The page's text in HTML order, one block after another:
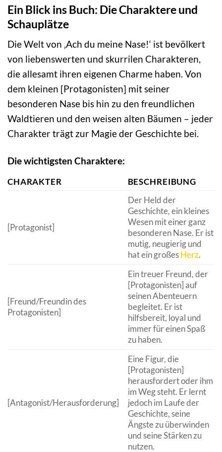
Ein Blick ins Buch: Die Charaktere und
Schauplätze
Die Welt von ‚Ach du meine Nase!‘ ist bevölkert
von liebenswerten und skurrilen Charakteren,
die allesamt ihren eigenen Charme haben. Von
dem kleinen [Protagonisten] mit seiner
besonderen Nase bis hin zu den freundlichen
Waldtieren und den weisen alten Bäumen – jeder
Charakter trägt zur Magie der Geschichte bei.
Die wichtigsten Charaktere:
CHARAKTER BESCHREIBUNG
[Protagonist]
Der Held der
Geschichte, ein kleines
Wesen mit einer ganz
besonderen Nase. Er ist
mutig, neugierig und
hat ein großesHerz.
[Freund/Freundin des
Protagonisten]
Ein treuer Freund, der
[Protagonisten] auf
seinen Abenteuern
begleitet. Er ist
hilfsbereit, loyal und
immer für einen Spaß
zu haben.
[Antagonist/Herausforderung]
Eine Figur, die
[Protagonisten]
herausfordert oder ihm
im Weg steht. Er lernt
jedoch im Laufe der
Geschichte, seine
Ängste zu überwinden
und seine Stärken zu
nutzen.